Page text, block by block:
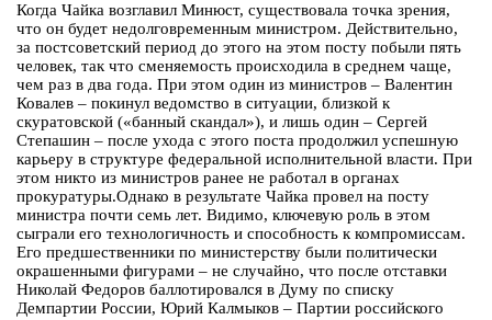
Когда Чайка возглавил Минюст, существовала точка зрения,
что он будет недолговременным министром. Действительно,
за постсоветский период до этого на этом посту побыли пять
человек, так что сменяемость происходила в среднем чаще,
чем раз в два года. При этом один из министров – Валентин
Ковалев – покинул ведомство в ситуации, близкой к
скуратовской («банный скандал»), и лишь один – Сергей
Степашин – после ухода с этого поста продолжил успешную
карьеру в структуре федеральной исполнительной власти. При
этом никто из министров ранее не работал в органах
прокуратуры.Однако в результате Чайка провел на посту
министра почти семь лет. Видимо, ключевую роль в этом
сыграли его технологичность и способность к компромиссам.
Его предшественники по министерству были политически
окрашенными фигурами – не случайно, что после отставки
Николай Федоров баллотировался в Думу по списку
Демпартии России, Юрий Калмыков – Партии российского